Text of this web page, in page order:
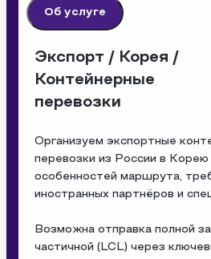
Экспорт / Корея /
Контейнерные
перевозки
Организуем экспортные
перевозки из России в
особенностей маршрута,
иностранных партнёров и
Возможна отправка полной
частичной (LCL) через
Об услуге